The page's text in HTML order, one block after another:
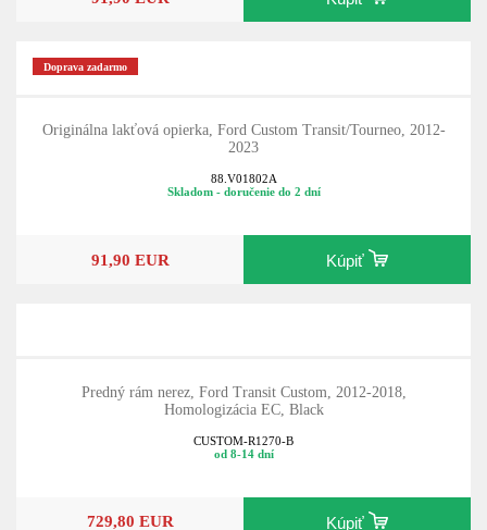
Doprava zadarmo
Originálna lakťová opierka, Ford Custom Transit/Tourneo, 2012-
2023
88.V01802A
Skladom - doručenie do 2 dní
91,90 EUR Kúpiť
Predný rám nerez, Ford Transit Custom, 2012-2018,
Homologizácia EC, Black
CUSTOM-R1270-B
od 8-14 dní
729,80 EUR Kúpiť